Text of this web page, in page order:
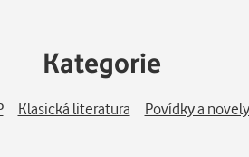
Kategorie
Klasická literatura Povídky a novely